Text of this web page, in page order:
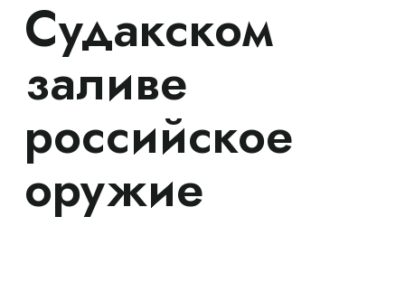
Судакском
заливе
российское
оружие